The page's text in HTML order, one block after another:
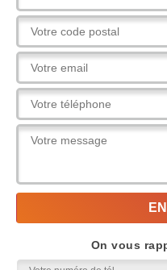
On vous